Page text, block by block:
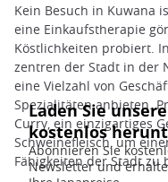
Kein Besuch in Kuwana
eine Einkaufstherapie
Köstlichkeiten probiert.
zentren der Stadt in der
eine Vielzahl von
Spezialitäten anbieten.
Curry, ein einzigartiges
Schweinefleisch, um
Fähigkeiten der Stadt zu